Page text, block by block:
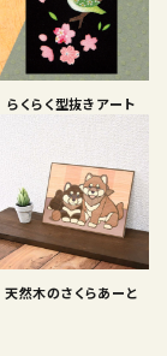
らくらく型抜きアート
天然木のさくらあーと